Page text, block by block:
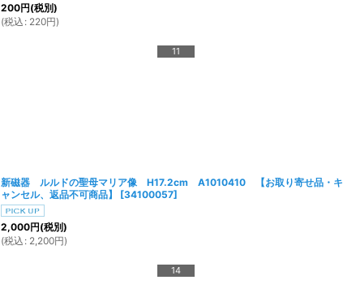
200円(税別)
(税込 : 220円)
11
新磁器 ルルドの聖母マリア像 H17.2cm A1010410 【お取り寄せ品・キ
ャンセル、返品不可商品】
[34100057]
2,000円(税別)
(税込 : 2,200円)
14